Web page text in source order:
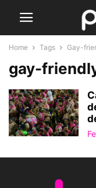
Home Tags Gay-
gay-